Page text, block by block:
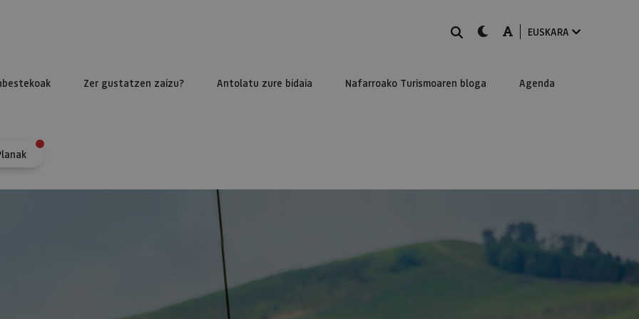
BILATUdark-mode
A-modeEUSKARA
Zer gustatzen zaizu? Antolatu zure bidaia Nafarroako Turismoaren bloga Agenda